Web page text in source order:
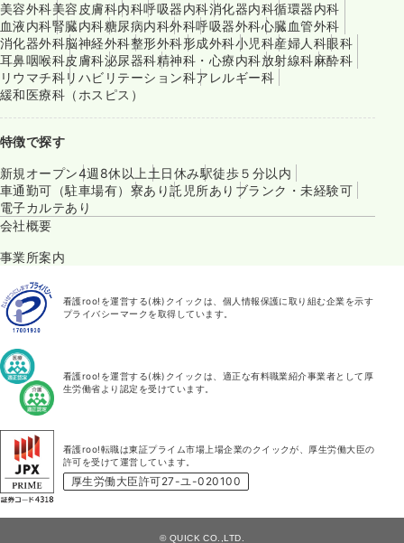
美容外科美容皮膚科内科呼吸器内科消化器内科循環器内科
血液内科腎臓内科糖尿病内科外科呼吸器外科心臓血管外科
消化器外科脳神経外科整形外科形成外科小児科産婦人科眼科
耳鼻咽喉科皮膚科泌尿器科精神科・心療内科放射線科麻酔科
リウマチ科リハビリテーション科アレルギー科
緩和医療科（ホスピス）
特徴で探す
新規オープン4週8休以上土日休み駅徒歩５分以内
車通勤可（駐車場有） 寮あり託児所あり ブランク・未経験可
電子カルテあり
会社概要
事業所案内
看護roo!を運営する(株)クイックは、個人情報保護に取り組む企業を示す
プライバシーマークを取得しています。
看護roo!を運営する(株)クイックは、適正な有料職業紹介事業者として厚
生労働省より認定を受けています。
看護roo!転職は東証プライム市場上場企業のクイックが、厚生労働大臣の
許可を受けて運営しています。
厚生労働大臣許可27-ユ-020100
© QUICK CO.,LTD.